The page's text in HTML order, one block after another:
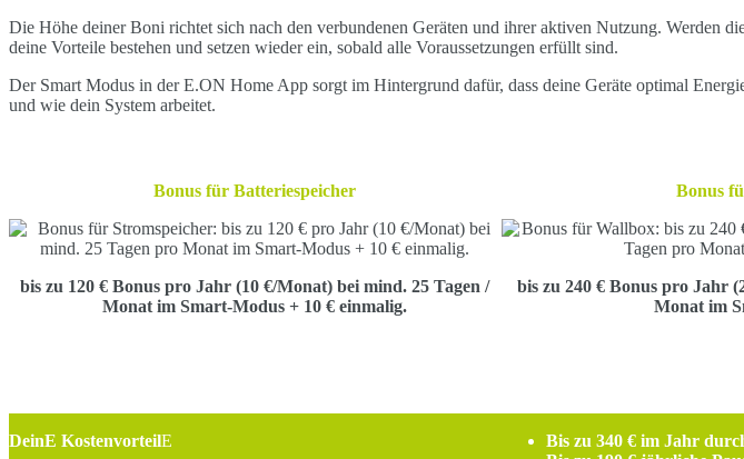
Die Höhe deiner Boni richtet sich nach den verbundenen Geräten und ihrer aktiven Nutzung. Werden
deine Vorteile bestehen und setzen wieder ein, sobald alle Voraussetzungen erfüllt sind.
Der Smart Modus in der E.ON Home App sorgt im Hintergrund dafür, dass deine Geräte optimal
und wie dein System arbeitet.
Bonus fürBatteriespeicher
bis zu 120 € Bonus pro Jahr (10 €/Monat) bei mind. 25 Tagen/
Monat im Smart-Modus + 10 € einmalig.
Bonus
bis zu 240 € Bonus pro Jahr
Monat im
DeinE KostenvorteilE
Bis zu 340 € im Jahr